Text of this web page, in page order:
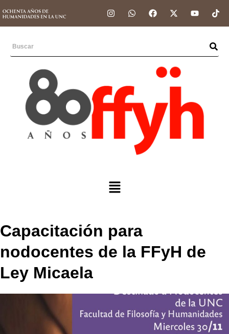
Capacitación para
nodocentes de la FFyH de
Ley Micaela